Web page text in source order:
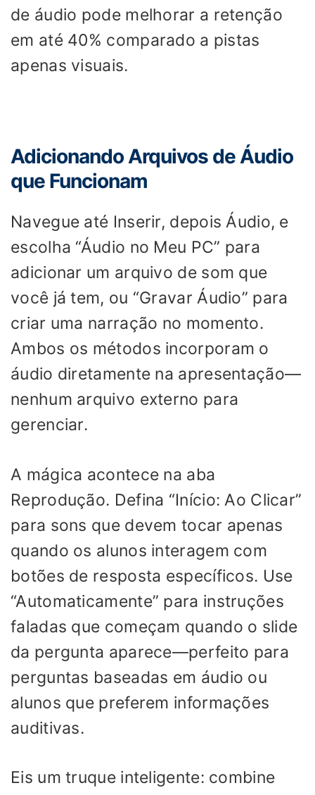
de áudio pode melhorar a retenção
em até 40% comparado a pistas
apenas visuais.
Adicionando Arquivos de Áudio
que Funcionam
Navegue até Inserir, depois Áudio, e
escolha “Áudio no Meu PC” para
adicionar um arquivo de som que
você já tem, ou “Gravar Áudio” para
criar uma narração no momento.
Ambos os métodos incorporam o
áudio diretamente na apresentação—
nenhum arquivo externo para
gerenciar.
A mágica acontece na aba
Reprodução. Defina “Início: Ao Clicar”
para sons que devem tocar apenas
quando os alunos interagem com
botões de resposta específicos. Use
“Automaticamente” para instruções
faladas que começam quando o slide
da pergunta aparece—perfeito para
perguntas baseadas em áudio ou
alunos que preferem informações
auditivas.
Eis um truque inteligente: combine